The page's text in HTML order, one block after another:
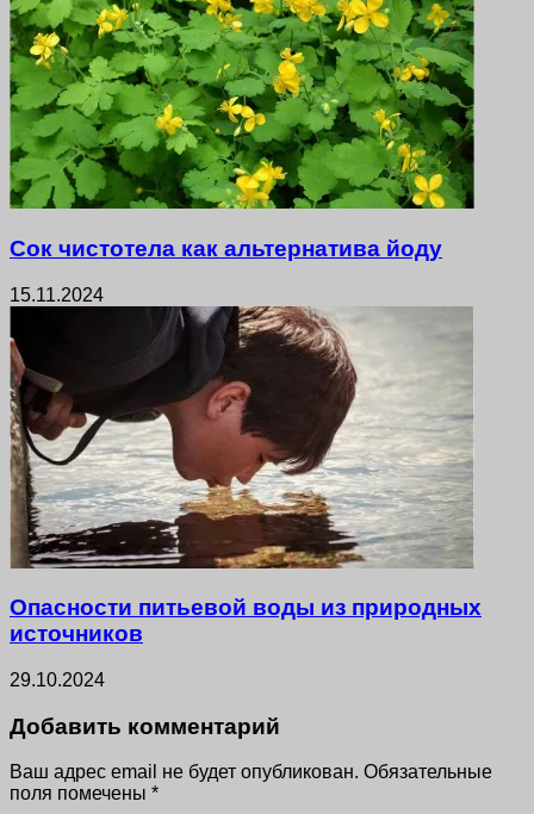
Сок чистотела как альтернатива йоду
15.11.2024
Опасности питьевой воды из природных
источников
29.10.2024
Добавить комментарий
Ваш адрес email не будет опубликован. Обязательные
поля помечены *